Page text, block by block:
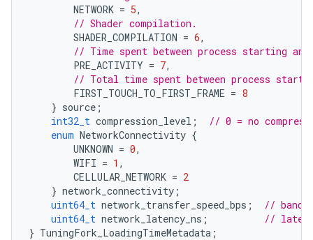
NETWORK = 5,
// Shader compilation.
SHADER_COMPILATION = 6,
// Time spent between process starting and
PRE_ACTIVITY = 7,
// Total time spent between process
FIRST_TOUCH_TO_FIRST_FRAME = 8
} source ;
int32_t compression_level ;
// 0 = no
enum NetworkConnectivity {
UNKNOWN = 0,
WIFI = 1 ,
CELLULAR_NETWORK = 2
} network_connectivity ;
uint64_t network_transfer_speed_bps ;
//
uint64_t network_latency_ns ;
//
} TuningFork_LoadingTimeMetadata ;